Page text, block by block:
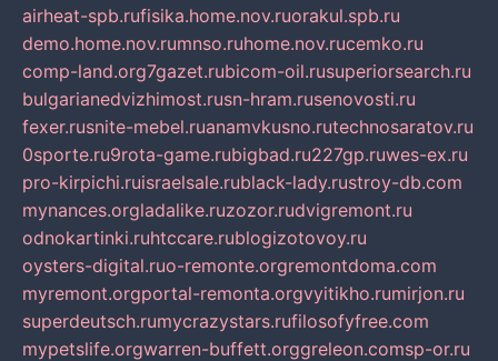
airheat-spb.rufisika.home.nov.ruorakul.spb.ru
demo.home.nov.rumnso.ruhome.nov.rucemko.ru
comp-land.org7gazet.rubicom-oil.rusuperiorsearch.ru
bulgarianedvizhimost.rusn-hram.rusenovosti.ru
fexer.rusnite-mebel.ruanamvkusno.rutechnosaratov.ru
0sporte.ru9rota-game.rubigbad.ru227gp.ruwes-ex.ru
pro-kirpichi.ruisraelsale.rublack-lady.rustroy-db.com
mynances.orgladalike.ruzozor.rudvigremont.ru
odnokartinki.ruhtccare.rublogizotovoy.ru
oysters-digital.ruo-remonte.orgremontdoma.com
myremont.orgportal-remonta.orgvyitikho.rumirjon.ru
superdeutsch.rumycrazystars.rufilosofyfree.com
mypetslife.orgwarren-buffett.orggreleon.comsp-or.ru